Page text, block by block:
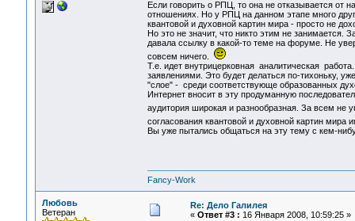
Если говорить о РПЦ, то она не отказывается от
отношениях. Но у РПЦ на данном этапе много
квантовой и духовной картин мира - просто не
Но это не значит, что никто этим не занимается.
давала ссылку в какой-то теме на форуме. Не
совсем ничего.
Т.е. идет внутрицерковная аналитическая
заявлениями. Это будет делаться по-тихоньку,
"слое" - среди соответствующе образованных
Интернет вносит в эту продуманную
аудитория широкая и разнообразная. За всем не
согласования квантовой и духовной картин
Вы уже пытались общаться на эту тему с кем-
Fancy-Work
Любовь
Ветеран
Re: Дело Галилея
« Ответ #3 : 16 Января 2008, 10:59:25 »